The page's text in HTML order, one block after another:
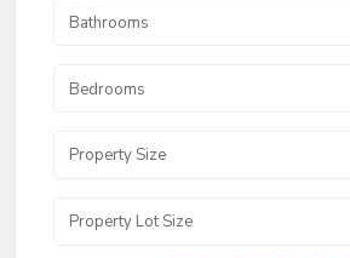
Bathrooms
Bedrooms